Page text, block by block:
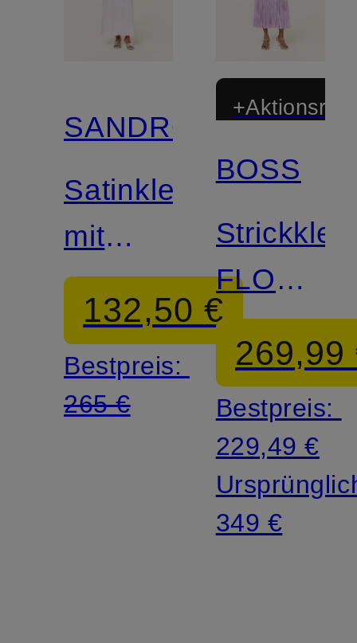
SANDRO
Satinkleid
mit
Spitze
132,50 €
Bestpreis:
265 €
BOSS
FLOE
mit
Plissees
269,99
Bestpreis:
229,49 €
349 €